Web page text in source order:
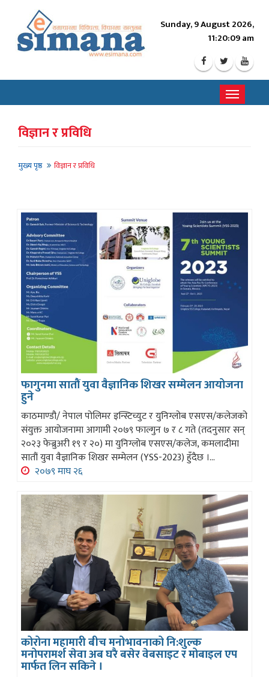
Sunday, 9 August 2026,
11:20:10 am
Toggle
विज्ञान र प्रविधि
मुख्य पृष्ठ विज्ञान र प्रविधि
फागुनमा सातौं युवा वैज्ञानिक शिखर सम्मेलन आयोजना
हुने
काठमाण्डौ/ नेपाल पोलिमर इन्स्टिच्युट र युनिग्लोब एसएस/कलेजको
संयुक्त आयोजनामा आगामी २०७९ फाल्गुन ७ र ८ गते (तदनुसार सन्
२०२३ फेब्रुअरी १९ र २०) मा युनिग्लोब एसएस/कलेज, कमलादीमा
सातौं युवा वैज्ञानिक शिखर सम्मेलन (YSS-2023) हुँदैछ ।...
२०७९ माघ २६
कोरोना महामारी बीच मनोभावनाको नि:शुल्क
मनोपरामर्श सेवा अब घरै बसेर वेबसाइट र मोबाइल एप
मार्फत लिन सकिने ।